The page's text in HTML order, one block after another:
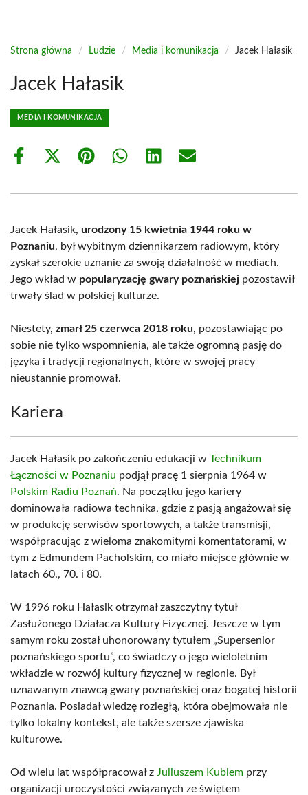
Strona główna / Ludzie / Media i komunikacja / Jacek Hałasik
Jacek Hałasik
MEDIA I KOMUNIKACJA
Share
Share
(Twitter)
Share Share Share Share
Jacek Hałasik, urodzony 15 kwietnia 1944 roku w
Poznaniu, był wybitnym dziennikarzem radiowym, który
zyskał szerokie uznanie za swoją działalność w mediach.
Jego wkład w popularyzację gwary poznańskiej pozostawił
trwały ślad w polskiej kulturze.
Niestety, zmarł 25 czerwca 2018 roku, pozostawiając po
sobie nie tylko wspomnienia, ale także ogromną pasję do
języka i tradycji regionalnych, które w swojej pracy
nieustannie promował.
Kariera
Jacek Hałasik po zakończeniu edukacji w Technikum
Łączności w Poznaniu podjął pracę 1 sierpnia 1964 w
Polskim Radiu Poznań. Na początku jego kariery
dominowała radiowa technika, gdzie z pasją angażował się
w produkcję serwisów sportowych, a także transmisji,
współpracując z wieloma znakomitymi komentatorami, w
tym z Edmundem Pacholskim, co miało miejsce głównie w
latach 60., 70. i 80.
W 1996 roku Hałasik otrzymał zaszczytny tytuł
Zasłużonego Działacza Kultury Fizycznej. Jeszcze w tym
samym roku został uhonorowany tytułem „Supersenior
poznańskiego sportu”, co świadczy o jego wieloletnim
wkładzie w rozwój kultury fizycznej w regionie. Był
uznawanym znawcą gwary poznańskiej oraz bogatej historii
Poznania. Posiadał wiedzę rozległą, która obejmowała nie
tylko lokalny kontekst, ale także szersze zjawiska
kulturowe.
Od wielu lat współpracował z Juliuszem Kublem przy
organizacji uroczystości związanych ze świętem